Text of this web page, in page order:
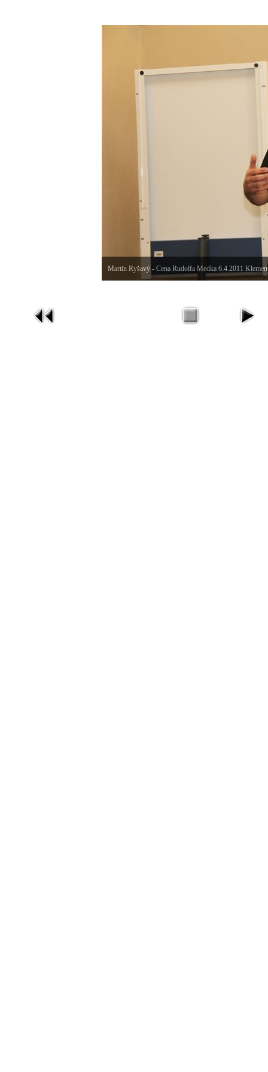
Martin Ryšavý - Cena Rudolfa Medka 6.4.2011